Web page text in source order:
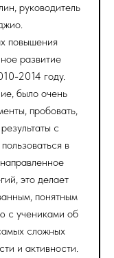
руководитель
повышения
развитие
2014 году.
было очень
пробовать,
с
в
это делает
понятным
с учениками об
сложных
и активности.